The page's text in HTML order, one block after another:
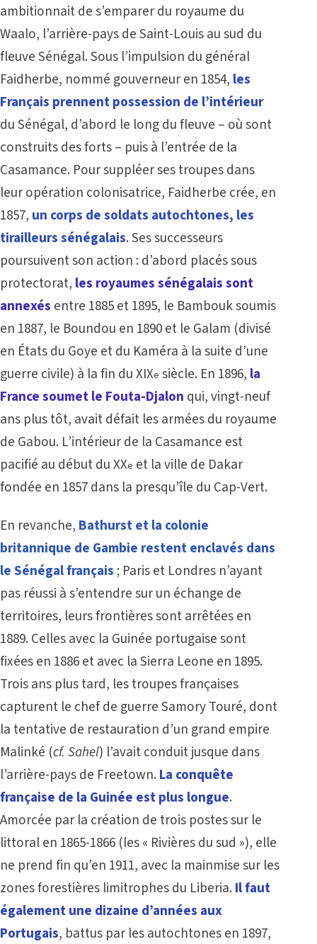
ambitionnait de s’emparer du royaume du
Waalo, l’arrière-pays de Saint-Louis au sud du
fleuve Sénégal. Sous l’impulsion du général
Faidherbe, nommé gouverneur en 1854, les
Français prennent possession de l’intérieur
duSénégal, d’abord le long du fleuve – où sont
construits des forts – puis à l’entrée de la
Casamance. Pour suppléer ses troupes dans
leur opération colonisatrice, Faidherbe crée, en
1857, un corps de soldats autochtones, les
tirailleurs sénégalais. Ses successeurs
poursuivent son action : d’abord placés sous
protectorat, les royaumes sénégalais sont
annexés entre 1885 et 1895, le Bambouk soumis
en 1887, le Boundou en 1890 et le Galam (divisé
en États du Goye et du Kaméra à la suite d’une
guerre civile) à la fin du XIXe siècle. En 1896, la
France soumet le Fouta-Djalon qui, vingt-neuf
ans plus tôt, avait défait les armées du royaume
de Gabou. L’intérieur de la Casamance est
pacifié au début du XXe et la ville de Dakar
fondée en 1857 dans la presqu’île du Cap-Vert.
En revanche, Bathurst et la colonie
britannique de Gambie restent enclavés dans
le Sénégal français ; Paris et Londres n’ayant
pas réussi à s’entendre sur un échange de
territoires, leurs frontières sont arrêtées en
1889. Celles avec la Guinée portugaise sont
fixées en 1886 et avec la Sierra Leone en 1895.
Trois ans plus tard, les troupes françaises
capturent le chef de guerre Samory Touré, dont
la tentative de restauration d’un grand empire
Malinké (cf.Sahel) l’avait conduit jusque dans
l’arrière-pays de Freetown. La conquête
française de la Guinée est plus longue.
Amorcée par la création de trois postes sur le
littoral en 1865-1866 (les « Rivières du sud »), elle
ne prend fin qu’en 1911, avec la mainmise sur les
zones forestières limitrophes du Liberia. Il faut
également une dizaine d’années aux
Portugais, battus par les autochtones en 1897,